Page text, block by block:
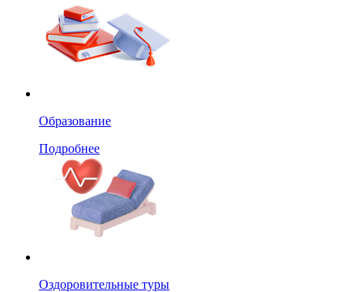
Образование
Подробнее
Оздоровительные туры